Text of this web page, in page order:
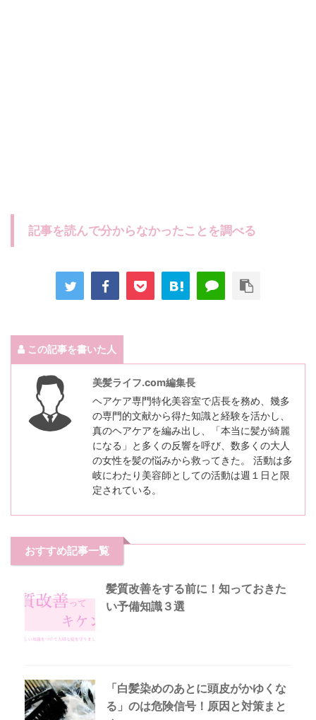
記事を読んで分からなかったことを調べる
この記事を書いた人
美髪ライフ.com編集長
ヘアケア専門特化美容室で店長を務め、幾多
の専門的文献から得た知識と経験を活かし、
真のヘアケアを編み出し、「本当に髪が綺麗
になる」と多くの反響を呼び、数多くの大人
の女性を髪の悩みから救ってきた。 活動は多
岐にわたり美容師としての活動は週１日と限
定されている。
おすすめ記事一覧
髪質改善をする前に！知っておきた
い予備知識３選
「白髪染めのあとに頭皮がかゆくな
る」のは危険信号！原因と対策まと